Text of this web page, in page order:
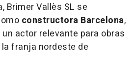
Brimer Vallès SL se
constructora Barcelona,
actor relevante para obras
franja nordeste de